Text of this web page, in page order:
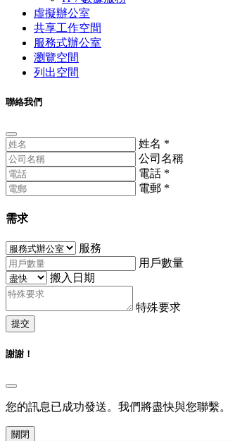
虛擬辦公室
共享工作空間
服務式辦公室
瀏覽空間
列出空間
聯絡我們
姓名 *
公司名稱
電話 *
電郵 *
需求
服務
用戶數量
搬入日期
特殊要求
提交
謝謝！
您的訊息已成功發送。我們將盡快與您聯繫。
關閉